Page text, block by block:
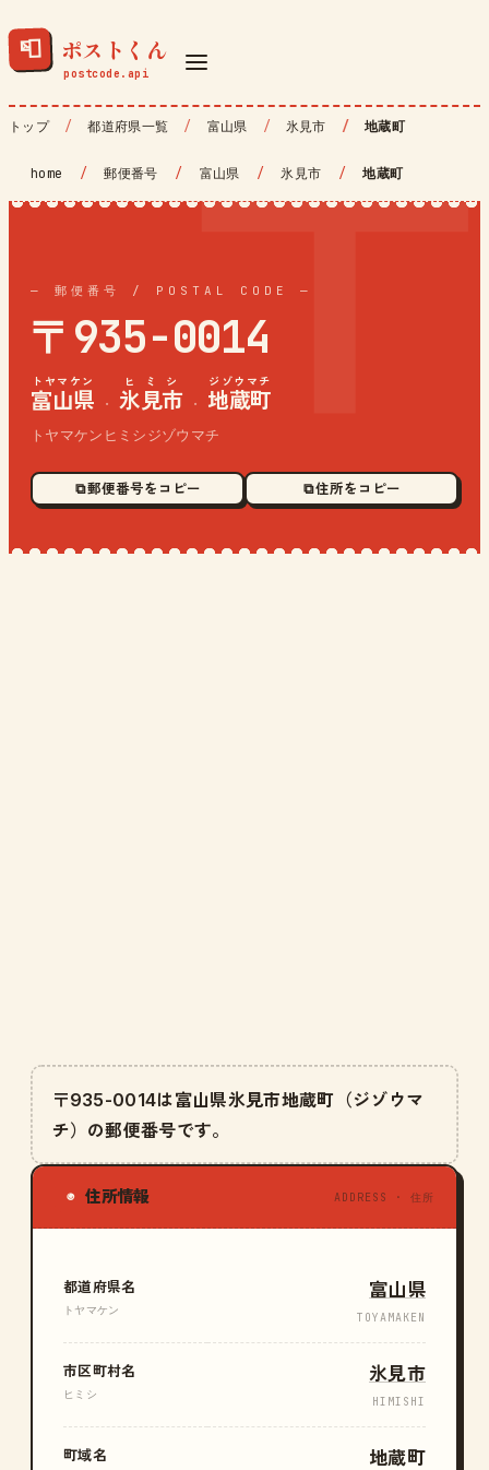
📮 ポストくん
トップ 都道府県一覧 富山県 氷見市 地蔵町
home / 郵便番号 / 富山県 / 氷見市 / 地蔵町
— 郵便番号 / POSTAL CODE —
〒935-0014
富山県
トヤマケン
· 氷見市
ヒミシ
· 地蔵町
ジゾウマチ
トヤマケンヒミシジゾウマチ
⧉ 郵便番号をコピー ⧉ 住所をコピー
〒935-0014は富山県氷見市地蔵町（ジゾウマ
チ）の郵便番号です。
◉ 住所情報 ADDRESS · 住所
都道府県名
トヤマケン
富山県
TOYAMAKEN
市区町村名
ヒミシ
氷見市
HIMISHI
町域名 地蔵町